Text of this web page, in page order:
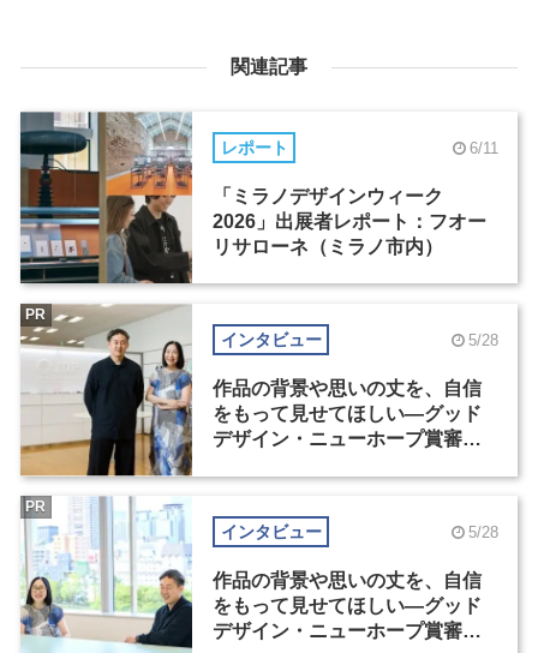
関連記事
レポート 6/11
「ミラノデザインウィーク
2026」出展者レポート：フオー
リサローネ（ミラノ市内）
インタビュー 5/28
作品の背景や思いの丈を、自信
をもって見せてほしい―グッド
デザイン・ニューホープ賞審査
PR
インタビュー 5/28
作品の背景や思いの丈を、自信
をもって見せてほしい―グッド
デザイン・ニューホープ賞審査
PR